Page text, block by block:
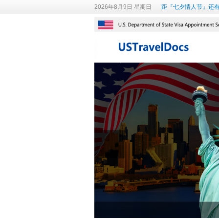
2026年8月9日 星期日 距『七夕情人节』还